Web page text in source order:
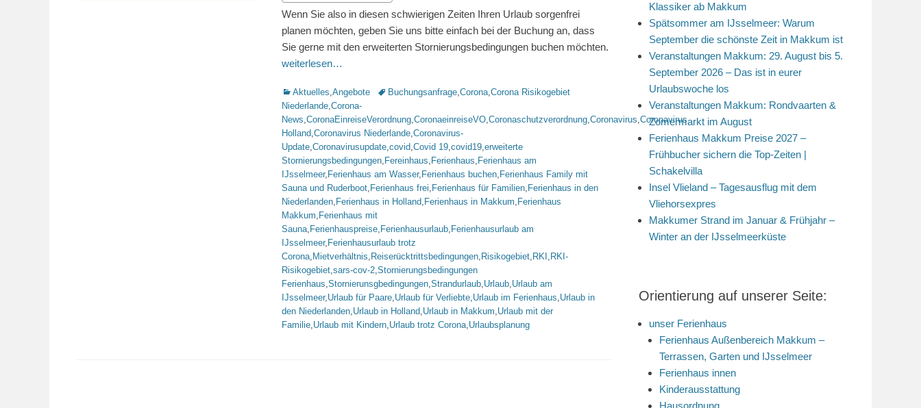
Wenn Sie also in diesen schwierigen Zeiten Ihren Urlaub sorgenfrei
planen möchten, geben Sie uns bitte einfach bei der Buchung an, dass
Sie gerne mit den erweiterten Stornierungsbedingungen buchen möchten.
weiterlesen…
Kategorien
Aktuelles,Angebote Schlagworte
Buchungsanfrage,Corona,Corona Risikogebiet
Niederlande,Corona-
News,CoronaEinreiseVerordnung,CoronaeinreiseVO,Coronaschutzverordnung,Coronavirus,Coronavirus
Holland,Coronavirus Niederlande,Coronavirus-
Update,Coronavirusupdate,covid,Covid 19,covid19,erweiterte
Stornierungsbedingungen, Fereinhaus, Ferienhaus, Ferienhaus am
IJsselmeer, Ferienhaus am Wasser, Ferienhaus buchen, Ferienhaus Family mit
Sauna und Ruderboot, Ferienhaus frei, Ferienhaus für Familien, Ferienhaus in den
Niederlanden, Ferienhaus in Holland, Ferienhaus in Makkum, Ferienhaus
Makkum, Ferienhaus mit
Sauna, Ferienhauspreise, Ferienhausurlaub, Ferienhausurlaub am
IJsselmeer, Ferienhausurlaub trotz
Corona, Mietverhältnis, Reiserücktrittsbedingungen, Risikogebiet, RKI , RKI-
Risikogebiet,sars-cov-2,Stornierungsbedingungen
Ferienhaus,Stornierunsgbedingungen,Strandurlaub,Urlaub,Urlaub am
IJsselmeer,Urlaub für Paare,Urlaub für Verliebte,Urlaub im Ferienhaus,Urlaub in
den Niederlanden,Urlaub in Holland,Urlaub in Makkum,Urlaub mit der
Familie,Urlaub mit Kindern,Urlaub trotz Corona,Urlaubsplanung
Klassiker ab Makkum
Spätsommer am IJsselmeer: Warum
September die schönste Zeit in Makkum ist
Veranstaltungen Makkum: 29. August bis 5.
September 2026 – Das ist in eurer
Urlaubswoche los
Veranstaltungen Makkum: Rondvaarten &
Zomermarkt im August
Ferienhaus Makkum Preise 2027 –
Frühbucher sichern die Top-Zeiten |
Schakelvilla
Insel Vlieland – Tagesausflug mit dem
Vliehorsexpres
Makkumer Strand im Januar & Frühjahr –
Winter an der IJsselmeerküste
Orientierung auf unserer Seite:
unser Ferienhaus
Ferienhaus Außenbereich Makkum –
Terrassen, Garten und IJsselmeer
Ferienhaus innen
Kinderausstattung
Hausordnung